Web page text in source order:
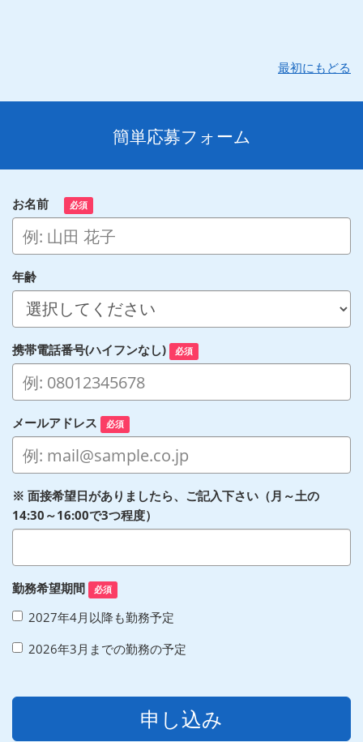
最初にもどる
簡単応募フォーム
お名前 必須
年齢
携帯電話番号(ハイフンなし) 必須
メールアドレス 必須
※ 面接希望日がありましたら、ご記入下さい（月～土の
14:30～16:00で3つ程度）
勤務希望期間 必須
2027年4月以降も勤務予定
2026年3月までの勤務の予定
申し込み